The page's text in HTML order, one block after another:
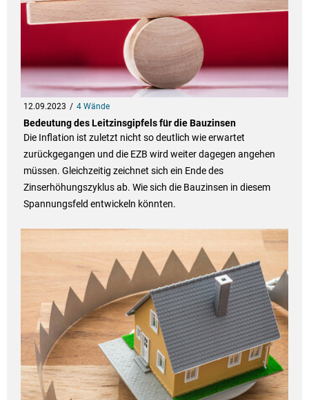
12.09.2023 4 Wände
Bedeutung des Leitzinsgipfels für die Bauzinsen
Die Inflation ist zuletzt nicht so deutlich wie erwartet
zurückgegangen und die EZB wird weiter dagegen angehen
müssen. Gleichzeitig zeichnet sich ein Ende des
Zinserhöhungszyklus ab. Wie sich die Bauzinsen in diesem
Spannungsfeld entwickeln könnten.